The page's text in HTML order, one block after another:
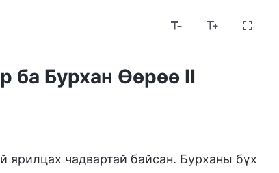
ба Бурхан Өөрөө II
ярилцах чадвартай байсан. Бурханы бүх